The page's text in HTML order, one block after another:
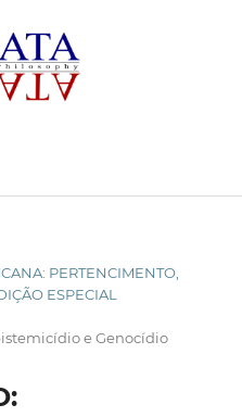
PERTENCIMENTO,
ESPECIAL
e Genocídio